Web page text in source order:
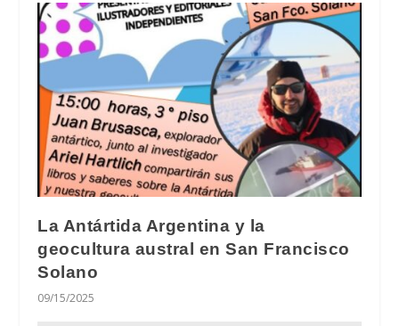
La Antártida Argentina y la
geocultura austral en San Francisco
Solano
09/15/2025